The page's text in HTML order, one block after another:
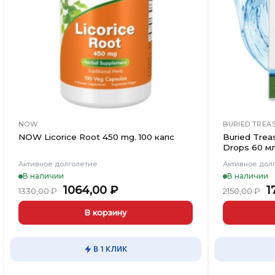
NOW
NOW Licorice Root 450 mg. 100 капс
Активное долголетие
В наличии
1330,00₽
Первоначальная
цена
составляла
1330,00 ₽.
1064,00 ₽Текущая
цена:
1064,00 ₽.
В корзину
В 1 КЛИК
BURIED
Buried
Drops 60 мл
Активное
В наличии
2150,00₽